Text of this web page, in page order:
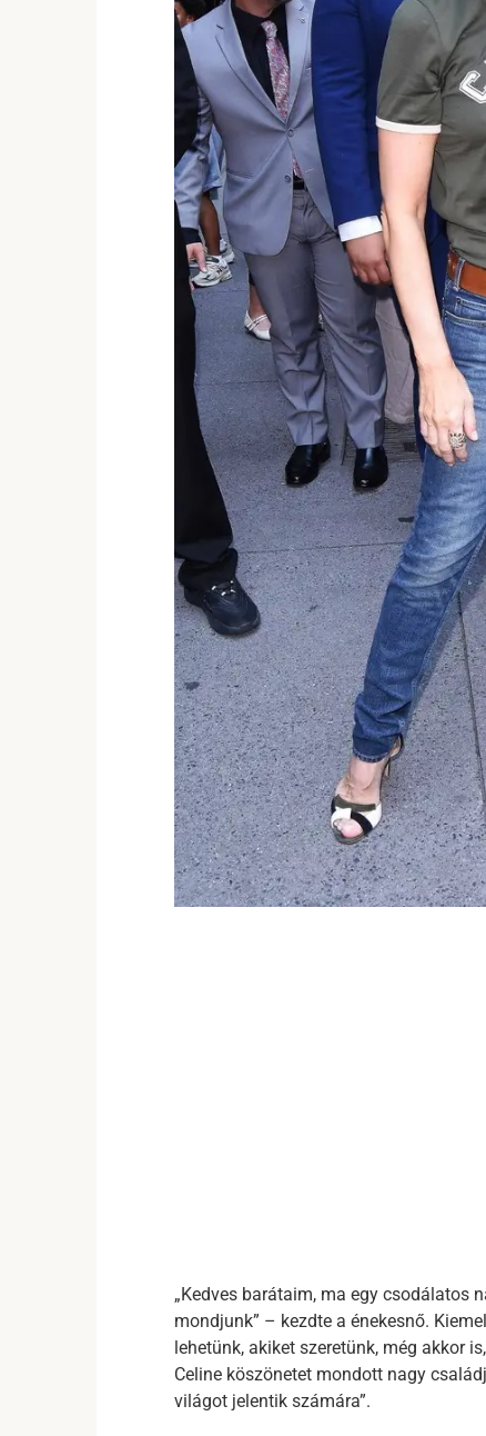
„Kedves barátaim, ma egy csodálatos
mondjunk” – kezdte a énekesnő.
lehetünk, akiket szeretünk, még akkor
Celine köszönetet mondott nagy
világot jelentik számára”.